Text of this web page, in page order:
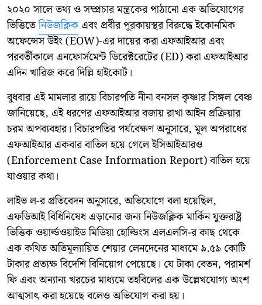
২০২০ সালে তথ্য ও সম্প্রচার মন্ত্রকের পাঠানো এক অভিযোগের
ভিত্তিতেনিউজক্লিক এবং প্রবীর পুরকায়স্থর বিরুদ্ধে ইকোনমিক
অফেন্সেস উইং (EOW)-এর দায়ের করা এফআইআর এবং
পরবর্তীকালে এনফোর্সমেন্ট ডিরেক্টরেটের (ED) করা এফআইআর
এদিন খারিজ করে দিল্লি হাইকোর্ট।
বুধবার এই মামলার রায়ে বিচারপতি নীনা বনসল কৃষ্ণার সিঙ্গল বেঞ্চ
জানিয়েছে, এই ধরণের এফআইআর বজায় রাখা আইন প্রক্রিয়ার
চরম অপব্যবহার। বিচারপতির পর্যবেক্ষণ অনুসারে, মূল অপরাধের
এফআইআর একবার বাতিল হয়ে গেলে ইসিআইআরও
(Enforcement Case Information Report) বাতিল হয়ে
যাওয়ার কথা।
লাইভ ল-র প্রতিবেদন অনুসারে, অভিযোগে বলা হয়েছিল,
এফডিআই বিধিনিষেধ এড়ানোর জন্য নিউজক্লিক মার্কিন যুক্তরাষ্ট্র
ভিত্তিক ওয়ার্ল্ডওয়াইড মিডিয়া হোল্ডিংস এলএলসি-র কাছ থেকে
এক কথিত অতিমূল্যায়িত শেয়ার লেনদেনের মাধ্যমে ৯.৫৯ কোটি
টাকার প্রত্যক্ষ বিদেশি বিনিয়োগ পেয়েছে। যে টাকা বেতন, পরামর্শ
ফি এবং অন্যান্য খরচের মাধ্যমে তহবিলের এক উল্লেখযোগ্য অংশ
আত্মসাৎ করা হয়েছে বলেও অভিযোগ করা হয়।